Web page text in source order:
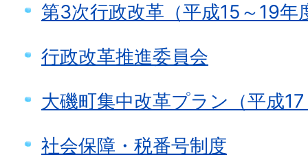
第3次行政改革（平成15～19年
行政改革推進委員会
大磯町集中改革プラン（平成
社会保障・税番号制度